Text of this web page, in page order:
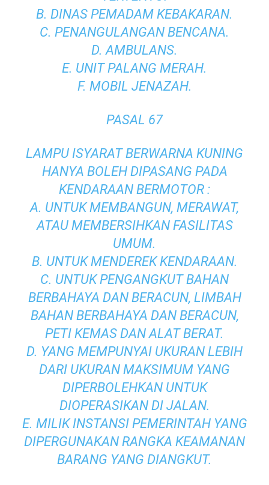
B. DINAS PEMADAM KEBAKARAN.
C. PENANGULANGAN BENCANA.
D. AMBULANS.
E. UNIT PALANG MERAH.
F. MOBIL JENAZAH.
PASAL 67
LAMPU ISYARAT BERWARNA KUNING
HANYA BOLEH DIPASANG PADA
KENDARAAN BERMOTOR :
A. UNTUK MEMBANGUN, MERAWAT,
ATAU MEMBERSIHKAN FASILITAS
UMUM.
B. UNTUK MENDEREK KENDARAAN.
C. UNTUK PENGANGKUT BAHAN
BERBAHAYA DAN BERACUN, LIMBAH
BAHAN BERBAHAYA DAN BERACUN,
PETI KEMAS DAN ALAT BERAT.
D. YANG MEMPUNYAI UKURAN LEBIH
DARI UKURAN MAKSIMUM YANG
DIPERBOLEHKAN UNTUK
DIOPERASIKAN DI JALAN.
E. MILIK INSTANSI PEMERINTAH YANG
DIPERGUNAKAN RANGKA KEAMANAN
BARANG YANG DIANGKUT.